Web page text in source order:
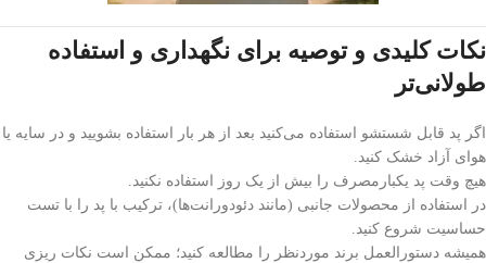
نکات کلیدی و توصیه برای نگهداری و استفاده
طولانی‌تر
اگر پد قابل شستشو استفاده می‌کنید بعد از هر بار استفاده بشویید و در سایه یا
هوای آزاد خشک کنید.
هیچ وقت پد یکبارمصرف را بیش از یک روز استفاده نکنید.
در استفاده از محصولات جانبی (مانند دئودورانت‌ها)، ترکیب با پد را با تست
حساسیت شروع کنید.
همیشه دستورالعمل برند موردنظر را مطالعه کنید؛ ممکن است نکات ریزی